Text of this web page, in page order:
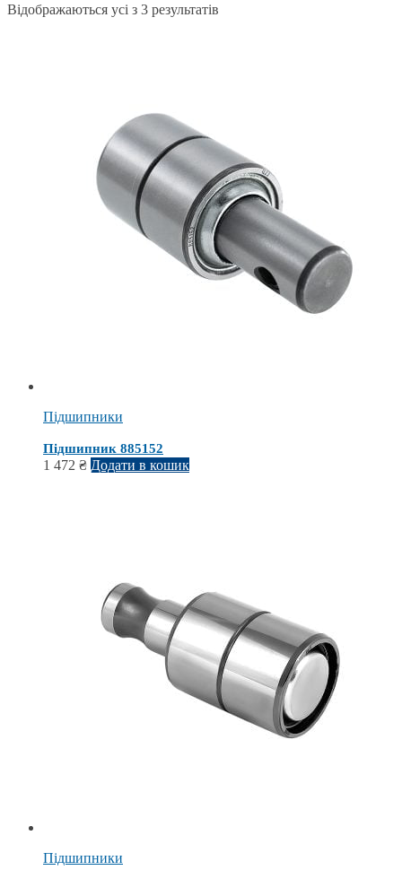
Відображаються усі з 3 результатів
Підшипники
Підшипник 885152
1 472 ₴ Додати в кошик
Підшипники